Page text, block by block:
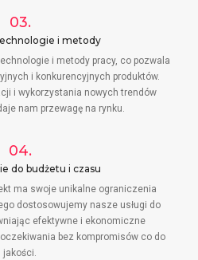
03.
i metody
i metody pracy, co pozwala
i konkurencyjnych produktów.
i wykorzystania nowych trendów
nam przewagę na rynku.
04.
do budżetu i czasu
ma swoje unikalne ograniczenia
dostosowujemy nasze usługi do
efektywne i ekonomiczne
bez kompromisów co do
jakości.